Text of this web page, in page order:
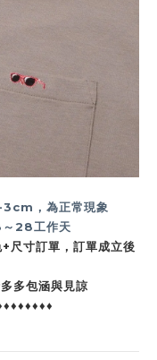
3cm，為正常現象
～28工作天
尺寸訂單，訂單成立後
多包涵與見諒